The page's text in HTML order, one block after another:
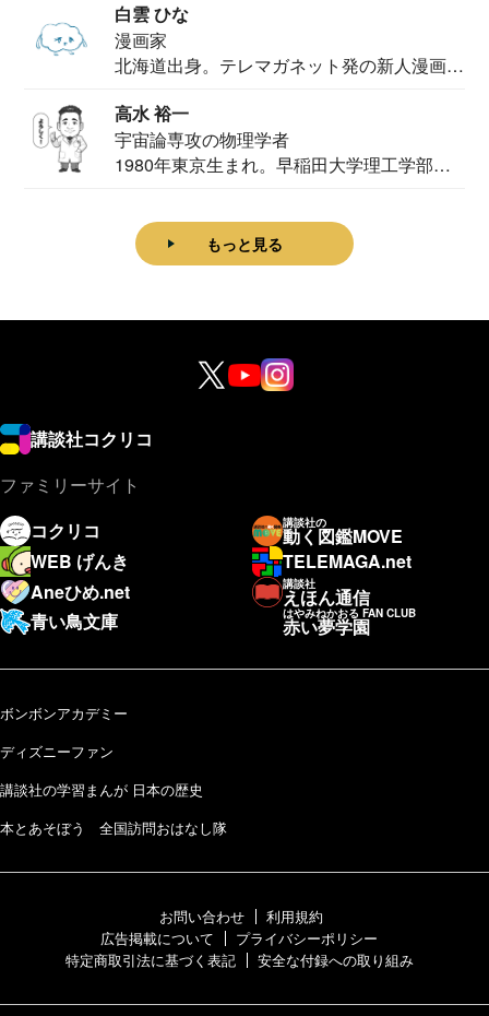
白雲 ひな
漫画家
北海道出身。テレマガネット発の新人漫画
高水 裕一
宇宙論専攻の物理学者
1980年東京生まれ。早稲田大学理工学部物
もっと見る
講談社コクリコ
ファミリーサイト
コクリコ
講談社の
動く図鑑MOVE
WEB げんき
TELEMAGA.net
Aneひめ.net
講談社
えほん通信
青い鳥文庫
はやみねかおる FAN CLUB
赤い夢学園
ボンボンアカデミー
ディズニーファン
講談社の学習まんが 日本の歴史
本とあそぼう 全国訪問おはなし隊
お問い合わせ
利用規約
広告掲載について
プライバシーポリシー
特定商取引法に基づく表記
安全な付録への取り組み